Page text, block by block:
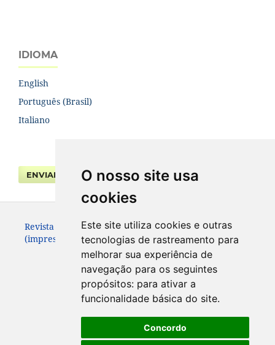
O nosso site usa
cookies
Este site utiliza cookies e outras
tecnologias de rastreamento para
melhorar sua experiência de
navegação para os seguintes
propósitos: para ativar a
funcionalidade básica do site.
Concordo
IDIOMA
English
Português (Brasil)
Italiano
ENVIAR SUBMISSÃO
Revista da Faculdade de Direito UFPR. ISSN 0104-3315
(impresso – até 2013) e 2236-7284 (eletrônico).